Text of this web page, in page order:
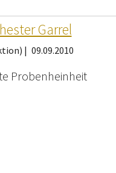
Garrel
| 09.09.2010
Probenheinheit